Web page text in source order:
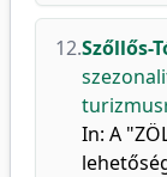
12.Szőllős-
In: A